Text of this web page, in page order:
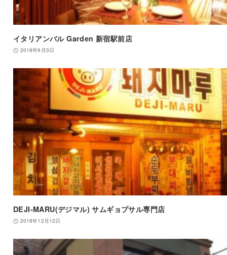
イタリアンバル Garden 新宿駅前店
2018年9月3日
DEJI-MARU(デジマル) サムギョプサル専門店
2018年12月12日